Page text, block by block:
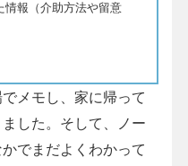
情報（介助方法や留意
メモし、家に帰って
した。そして、ノー
でまだよくわかって